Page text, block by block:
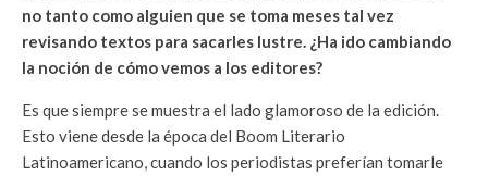
no tanto como alguien que se toma meses tal vez
revisando textos para sacarles lustre. ¿Ha ido cambiando
la noción de cómo vemos a los editores?
Es que siempre se muestra el lado glamoroso de la edición.
Esto viene desde la época del Boom Literario
Latinoamericano, cuando los periodistas preferían tomarle